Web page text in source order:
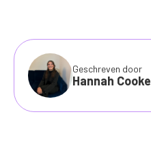
Geschreven door
Hannah Cooke